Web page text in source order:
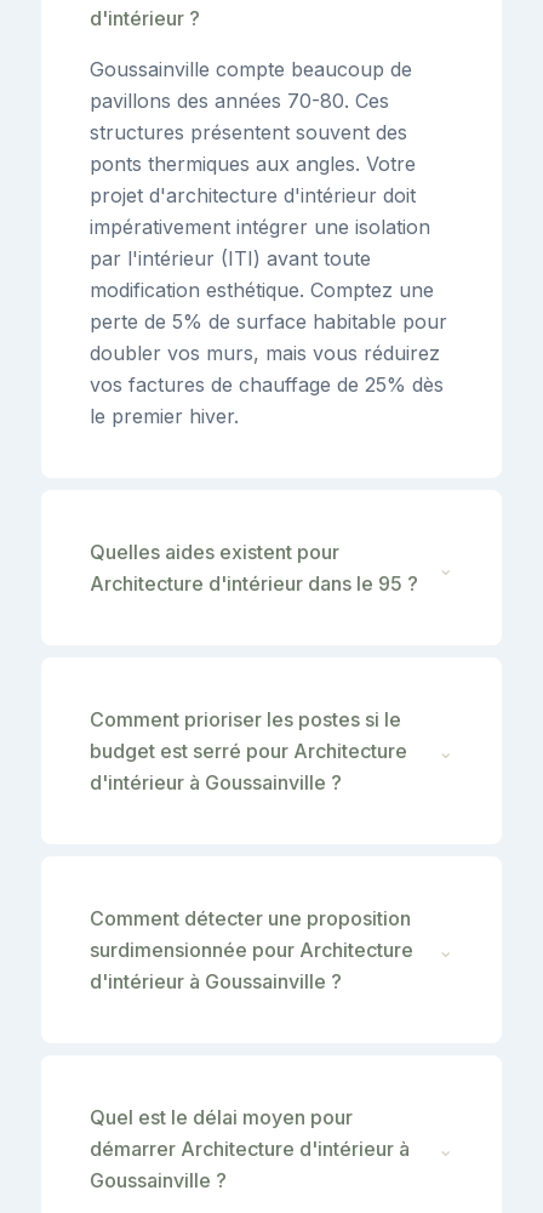
d'intérieur ?
Goussainville compte beaucoup de
pavillons des années 70-80. Ces
structures présentent souvent des
ponts thermiques aux angles. Votre
projet d'architecture d'intérieur doit
impérativement intégrer une isolation
par l'intérieur (ITI) avant toute
modification esthétique. Comptez une
perte de 5% de surface habitable pour
doubler vos murs, mais vous réduirez
vos factures de chauffage de 25% dès
le premier hiver.
Quelles aides existent pour
Architecture d'intérieur dans le 95 ?
⌄
Comment prioriser les postes si le
budget est serré pour Architecture
d'intérieur à Goussainville ?
⌄
Comment détecter une proposition
surdimensionnée pour Architecture
d'intérieur à Goussainville ?
⌄
Quel est le délai moyen pour
démarrer Architecture d'intérieur à
Goussainville ?
⌄